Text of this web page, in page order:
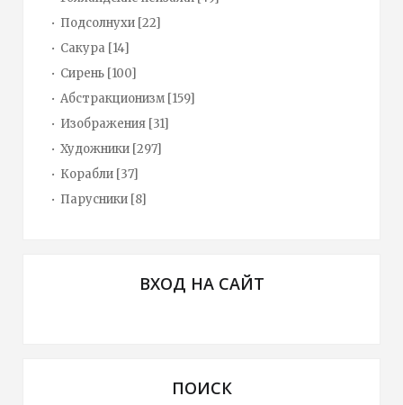
Подсолнухи [22]
Сакура [14]
Сирень [100]
Абстракционизм [159]
Изображения [31]
Художники [297]
Корабли [37]
Парусники [8]
ВХОД НА САЙТ
ПОИСК